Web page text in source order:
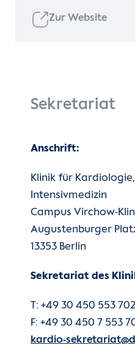
Zur Website
Sekretariat
Anschrift:
Klinik für
Intensivmedizin
Campus Virchow-
Augustenburger
13353 Berlin
Sekretariat des
T: +49 30 450 553 702
F: +49 30 450 7 553
kardio-